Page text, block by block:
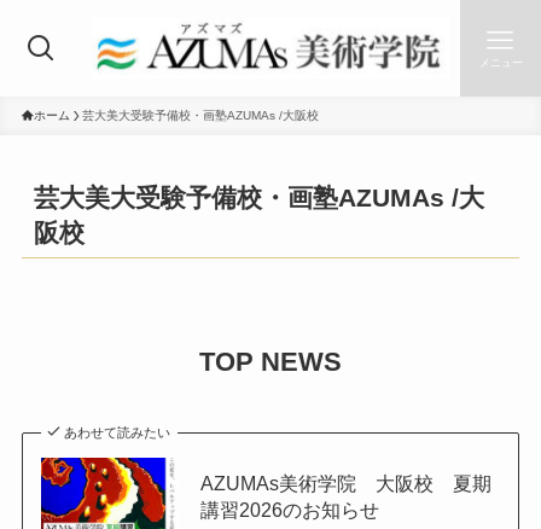
メニュー
ホーム 芸大美大受験予備校・画塾AZUMAs /大阪校
芸大美大受験予備校・画塾AZUMAs /大
阪校
TOP NEWS
あわせて読みたい
AZUMAs美術学院 大阪校 夏期
講習2026のお知らせ